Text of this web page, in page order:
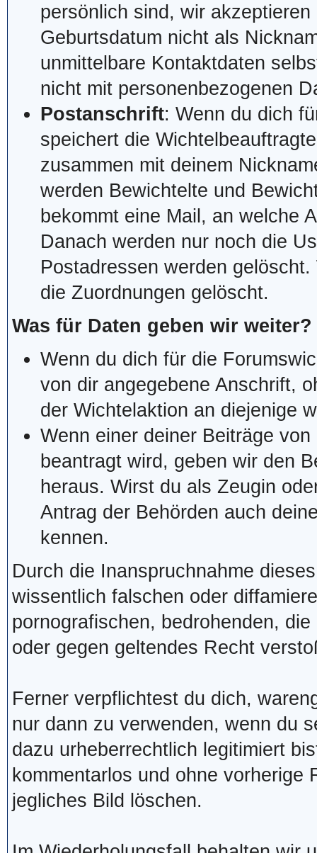
persönlich sind, wir
Geburtsdatum nicht als
unmittelbare Kontaktdaten
nicht mit personenbezogenen
Postanschrift: Wenn du dich
speichert die
zusammen mit deinem
werden Bewichtelte und
bekommt eine Mail, an welche
Danach werden nur noch die
Postadressen werden
die Zuordnungen gelöscht.
Was für Daten geben wir weiter?
Wenn du dich für die
von dir angegebene Anschrift,
der Wichtelaktion an diejenige
Wenn einer deiner Beiträge
beantragt wird, geben wir den
heraus. Wirst du als Zeugin
Antrag der Behörden auch
kennen.
Durch die Inanspruchnahme
wissentlich falschen oder
pornografischen, bedrohenden,
oder gegen geltendes Recht
Ferner verpflichtest du dich,
nur dann zu verwenden, wenn du
dazu urheberrechtlich legitimiert
kommentarlos und ohne vorherige
jegliches Bild löschen.